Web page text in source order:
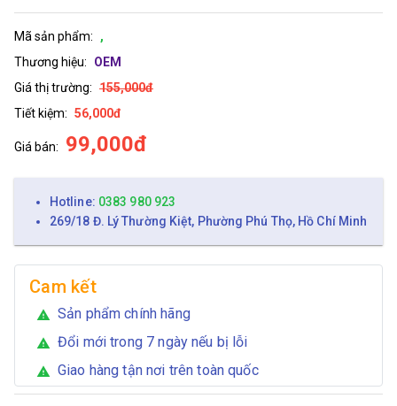
Mã sản phẩm:
,
Thương hiệu:
OEM
Giá thị trường: 155,000đ
Tiết kiệm: 56,000đ
Giá bán: 99,000đ
Hotline: 0383 980 923
269/18 Đ. Lý Thường Kiệt, Phường Phú Thọ, Hồ Chí Minh
Cam kết
warning Sản phẩm chính hãng
warning Đổi mới trong 7 ngày nếu bị lỗi
warning Giao hàng tận nơi trên toàn quốc